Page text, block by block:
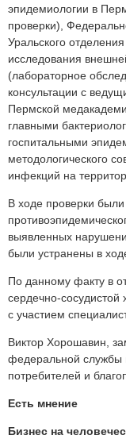
эпидемиологии в
проверки),
Уральского
исследования
(лабораторное
консультации с
Пермской
главными
госпитальными
методологического
инфекций на
В ходе проверки
выявленных
были устранены в
По данному факту в
сердечно-сосудистой
с участием
Виктор Хорошавин,
федеральной службы
потребителей и
Есть мнение
Бизнес на